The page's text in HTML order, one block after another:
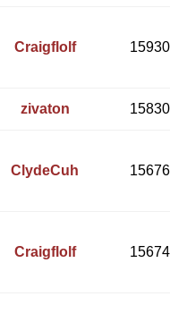
Craigflolf 15930
zivaton 15830
ClydeCuh 15676
Craigflolf 15674